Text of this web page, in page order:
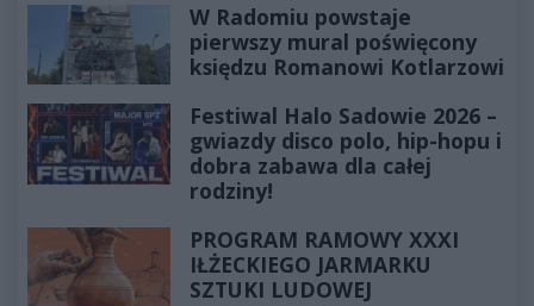
W Radomiu powstaje
pierwszy mural poświęcony
księdzu Romanowi Kotlarzowi
Festiwal Halo Sadowie 2026 –
gwiazdy disco polo, hip-hopu i
dobra zabawa dla całej
rodziny!
PROGRAM RAMOWY XXXI
IŁŻECKIEGO JARMARKU
SZTUKI LUDOWEJ